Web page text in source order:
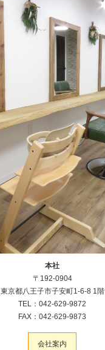
本社
〒192-0904
東京都八王子市子安町1-6-8 1階
TEL：042-629-9872
FAX：042-629-9873
会社案内